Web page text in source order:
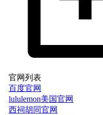
官网列表
百度官网
lululemon美国官网
西祠胡同官网